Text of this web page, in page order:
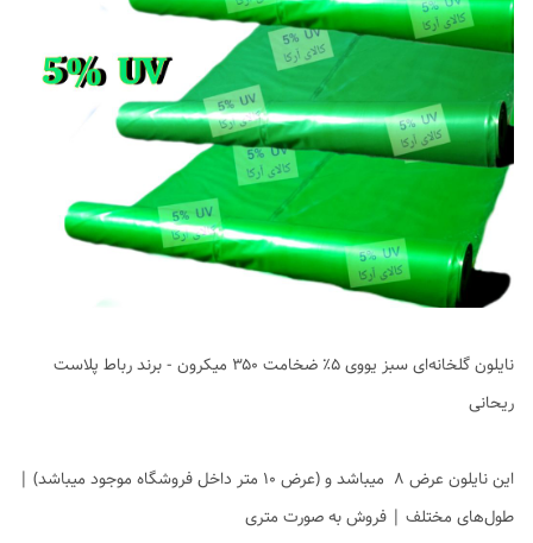
نایلون گلخانه‌ای سبز یووی ۵٪ ضخامت ۳۵۰ میکرون - برند رباط پلاست
ریحانی
این نایلون عرض ۸ میباشد و (عرض ۱۰ متر داخل فروشگاه موجود میباشد) |
طول‌های مختلف | فروش به صورت متری